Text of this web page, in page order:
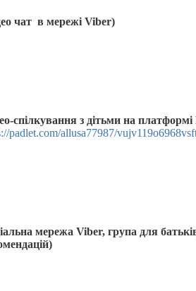
чат в мережі Viber)
спілкування з дітьми на платформі
padlet.com/allusa77987/
мережа Viber, група для